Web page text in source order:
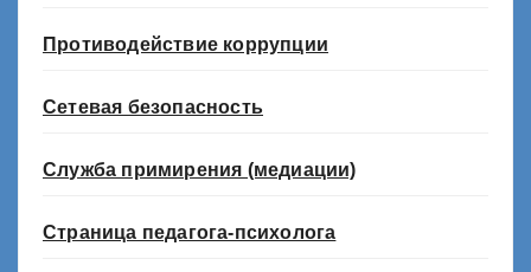
Противодействие коррупции
Сетевая безопасность
Служба примирения (медиации)
Страница педагога-психолога